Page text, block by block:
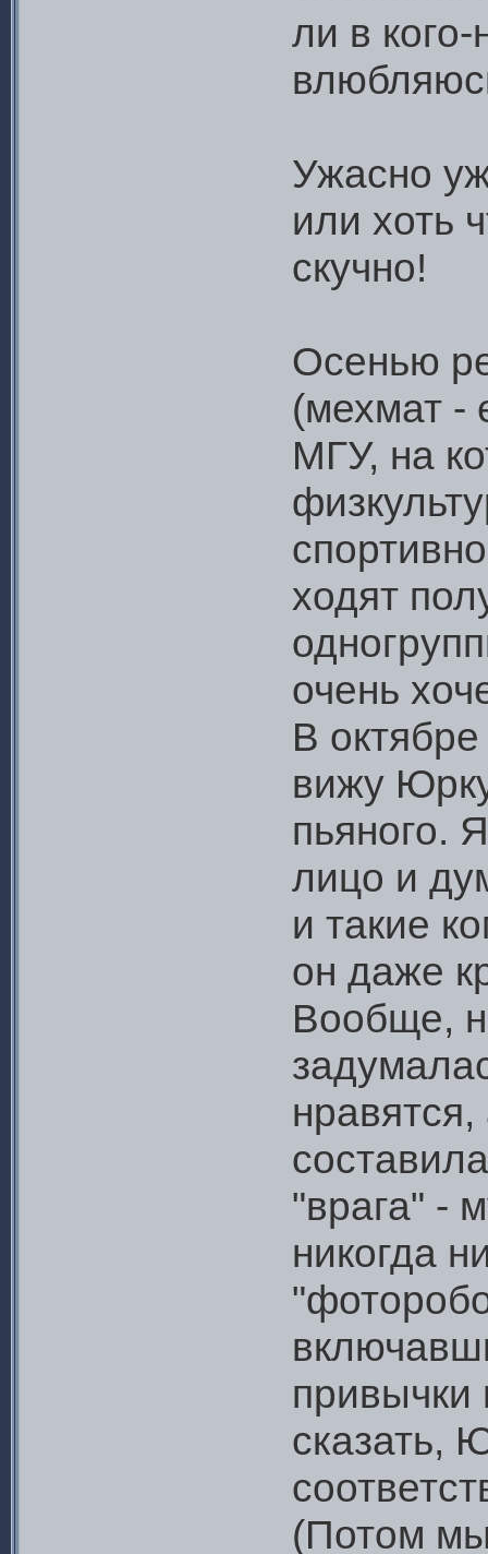
ли в
Ужасно
или хоть
скучно!
Осенью
(мехмат -
МГУ, на
ходят
очень
В
вижу
пьяного.
лицо и
и такие
он даже
Вообще,
"врага" -
никогда
привычки
сказать,
(Потом